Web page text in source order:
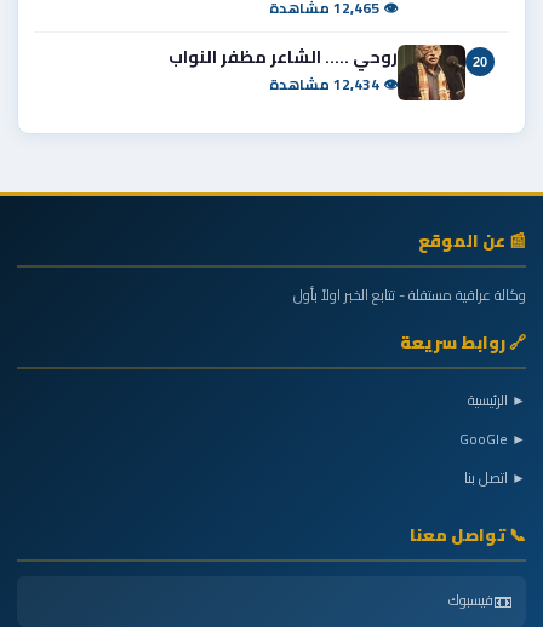
👁 12,465 مشاهدة
20 روحي ..... الشاعر مظفر النواب
👁 12,434 مشاهدة
📰 عن الموقع
وكالة عراقية مستقلة - تتابع الخبر اولاً بأول
🔗 روابط سريعة
► الرئيسية
► GooGle
► اتصل بنا
📞 تواصل معنا
📼فيسبوك